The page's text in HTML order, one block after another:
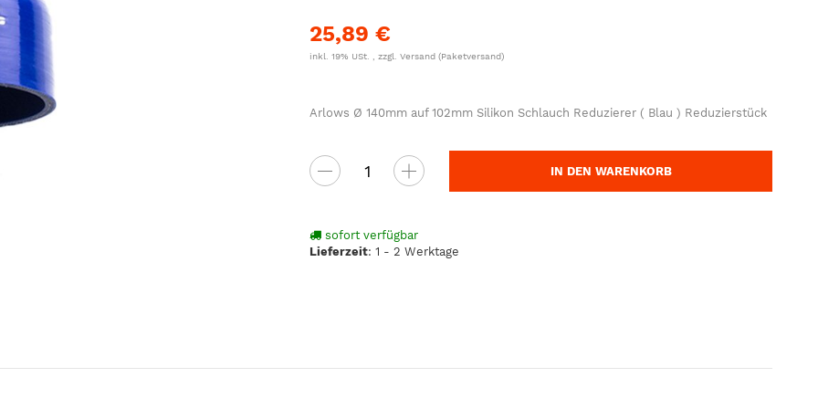
25,89 €
inkl. 19% USt. , zzgl.Versand(Paketversand)
Arlows Ø 140mm auf 102mm Silikon Schlauch Reduzierer ( Blau ) Reduzierstück
IN DEN WARENKORB
sofort verfügbar
Lieferzeit:1 - 2 Werktage